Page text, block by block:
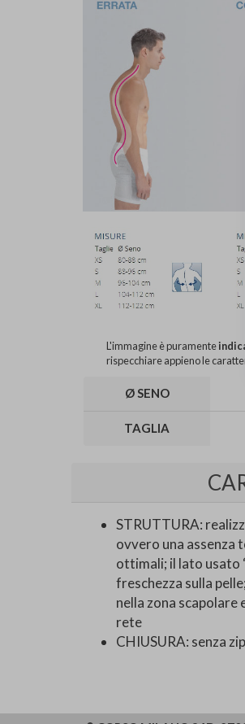
L'immagine è puramente
rispecchiare appieno le
Ø SENO
TAGLIA
STRUTTURA:
ovvero una assenza
ottimali; il lato usato
freschezza sulla
nella zona
rete
CHIUSURA: senza zip